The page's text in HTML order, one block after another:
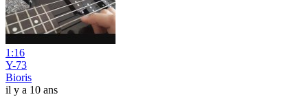
1:16
Y-73
Bioris
il y a 10 ans